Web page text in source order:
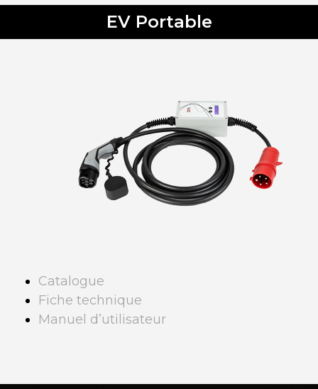
EV Portable
Catalogue
Fiche technique
Manuel d’utilisateur